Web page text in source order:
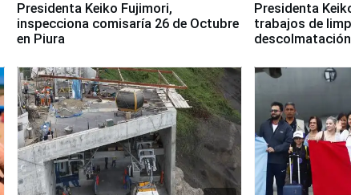
Presidenta Keiko Fujimori,
inspecciona comisaría 26 de Octubre
en Piura
Presidenta
trabajos de